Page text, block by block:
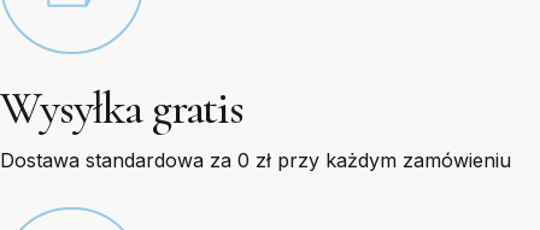
Wysyłka gratis
Dostawa standardowa za 0 zł przy każdym zamówieniu